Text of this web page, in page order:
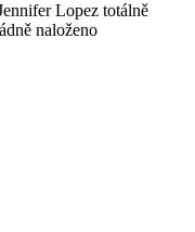
Lopez totálně
naloženo